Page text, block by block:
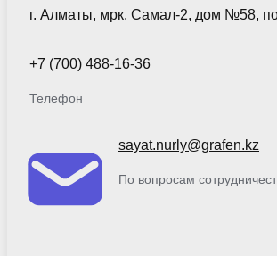
г. Алматы, мрк. Самал-2, дом №58,
+7 (700) 488-16-36
Телефон
sayat.nurly@grafen.kz
По вопросам